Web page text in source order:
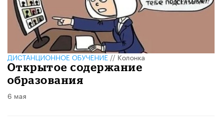
ДИСТАНЦИОННОЕ ОБУЧЕНИЕ//Колонка
Открытое содержание
образования
6 мая